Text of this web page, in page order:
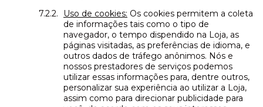
Uso de cookies: Os cookies permitem a coleta
de informações tais como o tipo de
navegador, o tempo dispendido na Loja, as
páginas visitadas, as preferências de idioma, e
outros dados de tráfego anônimos. Nós e
nossos prestadores de serviços podemos
utilizar essas informações para, dentre outros,
personalizar sua experiência ao utilizar a Loja,
assim como para direcionar publicidade para